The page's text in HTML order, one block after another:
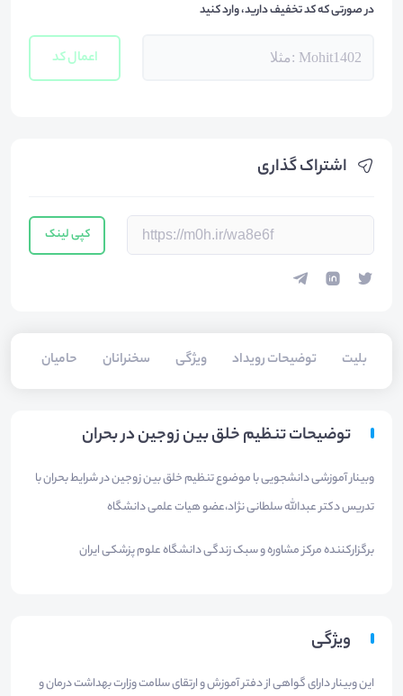
اشتراک گذاری
کپی لینک
بلیت‌ توضیحات رویداد ویژگی سخنرانان حامیان
در صورتی که کد تخفیف دارید، وارد کنید
اعمال کد
توضیحات تنظیم خلق بین زوجین در بحران
وبینار آموزشی دانشجویی با موضوع تنظیم خلق بین زوجین در شرایط بحران با
تدریس دکتر عبدالله سلطانی نژاد،عضو هیات علمی دانشگاه
برگزارکننده مرکز مشاوره و سبک زندگی دانشگاه علوم پزشکی ایران
ویژگی
این وبینار دارای گواهی از دفتر آموزش و ارتقای سلامت وزارت بهداشت درمان و